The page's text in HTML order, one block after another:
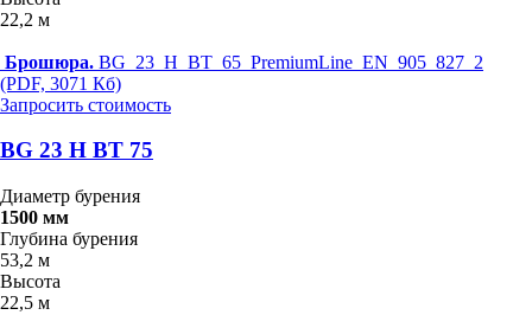
22,2 м
Брошюра. BG_23_H_BT_65_PremiumLine_EN_905_827_2
(PDF, 3071 Кб)
Запросить стоимость
BG 23 H BT 75
Диаметр бурения
1500 мм
Глубина бурения
53,2 м
Высота
22,5 м